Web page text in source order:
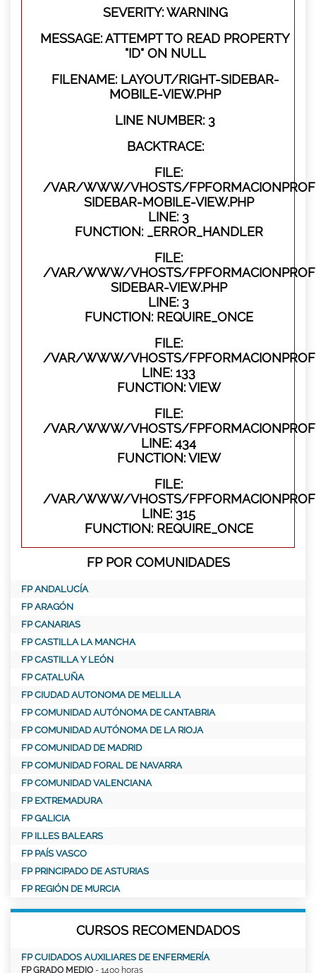
SEVERITY: WARNING
MESSAGE: ATTEMPT TO READ PROPERTY
"ID" ON NULL
FILENAME: LAYOUT/RIGHT-SIDEBAR-
MOBILE-VIEW.PHP
LINE NUMBER: 3
BACKTRACE:
FILE:
/VAR/WWW/VHOSTS/
SIDEBAR-MOBILE-VIEW.PHP
LINE: 3
FUNCTION: _ERROR_HANDLER
FILE:
/VAR/WWW/VHOSTS/
SIDEBAR-VIEW.PHP
LINE: 3
FUNCTION: REQUIRE_ONCE
FILE:
/VAR/WWW/VHOSTS/
LINE: 133
FUNCTION: VIEW
FILE:
/VAR/WWW/VHOSTS/
LINE: 434
FUNCTION: VIEW
FILE:
/VAR/WWW/VHOSTS/
LINE: 315
FUNCTION: REQUIRE_ONCE
FP POR COMUNIDADES
FP ANDALUCÍA
FP ARAGÓN
FP CANARIAS
FP CASTILLA LA MANCHA
FP CASTILLA Y LEÓN
FP CATALUÑA
FP CIUDAD AUTONOMA DE MELILLA
FP COMUNIDAD AUTÓNOMA DE CANTABRIA
FP COMUNIDAD AUTÓNOMA DE LA RIOJA
FP COMUNIDAD DE MADRID
FP COMUNIDAD FORAL DE NAVARRA
FP COMUNIDAD VALENCIANA
FP EXTREMADURA
FP GALICIA
FP ILLES BALEARS
FP PAÍS VASCO
FP PRINCIPADO DE ASTURIAS
FP REGIÓN DE MURCIA
CURSOS RECOMENDADOS
FP CUIDADOS AUXILIARES DE ENFERMERÍA
FP GRADO MEDIO - 1400 horas